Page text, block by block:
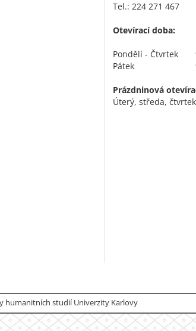
Tel.: 224 271 467
Otevírací doba:
Pondělí - Čtvrtek
Pátek
Prázdninová
Úterý, středa, čtvrtek
humanitních studií Univerzity Karlovy